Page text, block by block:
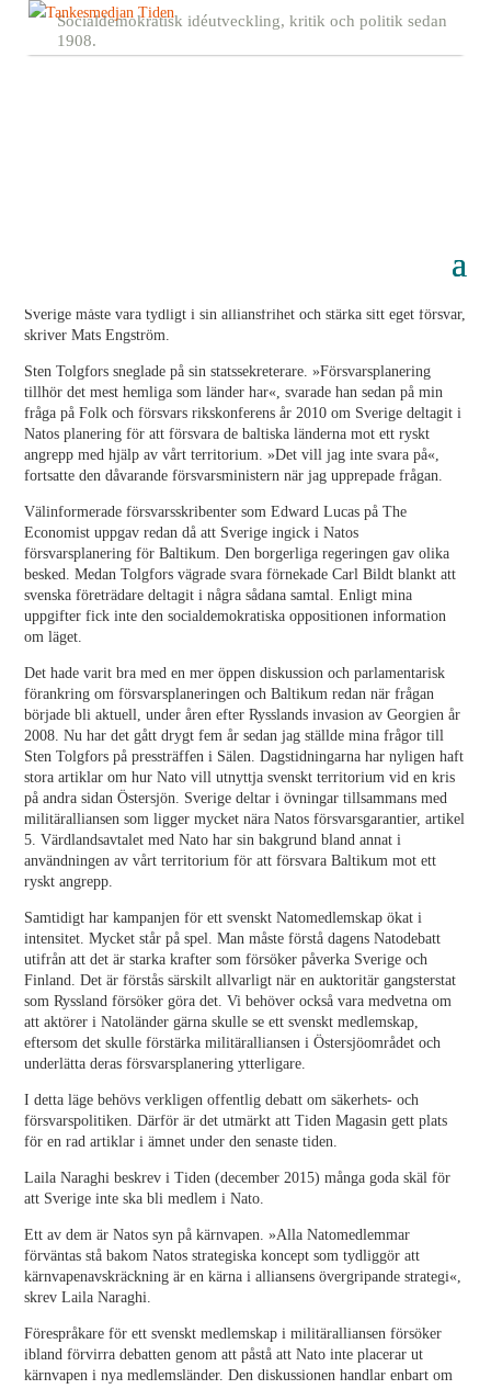
Socialdemokratisk idéutveckling, kritik och politik sedan
1908.
Sverige måste vara tydligt i sin alliansfrihet och stärka sitt eget försvar,
skriver Mats Engström.
Sten Tolgfors sneglade på sin statssekreterare. »Försvarsplanering
tillhör det mest hemliga som länder har«, svarade han sedan på min
fråga på Folk och försvars rikskonferens år 2010 om Sverige deltagit i
Natos planering för att försvara de baltiska länderna mot ett ryskt
angrepp med hjälp av vårt territorium. »Det vill jag inte svara på«,
fortsatte den dåvarande försvarsministern när jag upprepade frågan.
Välinformerade försvarsskribenter som Edward Lucas på The
Economist uppgav redan då att Sverige ingick i Natos
försvarsplanering för Baltikum. Den borgerliga regeringen gav olika
besked. Medan Tolgfors vägrade svara förnekade Carl Bildt blankt att
svenska företrädare deltagit i några sådana samtal. Enligt mina
uppgifter fick inte den socialdemokratiska oppositionen information
om läget.
Det hade varit bra med en mer öppen diskussion och parlamentarisk
förankring om försvarsplaneringen och Baltikum redan när frågan
började bli aktuell, under åren efter Rysslands invasion av Georgien år
2008. Nu har det gått drygt fem år sedan jag ställde mina frågor till
Sten Tolgfors på pressträffen i Sälen. Dagstidningarna har nyligen haft
stora artiklar om hur Nato vill utnyttja svenskt territorium vid en kris
på andra sidan Östersjön. Sverige deltar i övningar tillsammans med
militäralliansen som ligger mycket nära Natos försvarsgarantier, artikel
5. Värdlandsavtalet med Nato har sin bakgrund bland annat i
användningen av vårt territorium för att försvara Baltikum mot ett
ryskt angrepp.
Samtidigt har kampanjen för ett svenskt Natomedlemskap ökat i
intensitet. Mycket står på spel. Man måste förstå dagens Natodebatt
utifrån att det är starka krafter som försöker påverka Sverige och
Finland. Det är förstås särskilt allvarligt när en auktoritär gangsterstat
som Ryssland försöker göra det. Vi behöver också vara medvetna om
att aktörer i Natoländer gärna skulle se ett svenskt medlemskap,
eftersom det skulle förstärka militäralliansen i Östersjöområdet och
underlätta deras försvarsplanering ytterligare.
I detta läge behövs verkligen offentlig debatt om säkerhets- och
försvarspolitiken. Därför är det utmärkt att Tiden Magasin gett plats
för en rad artiklar i ämnet under den senaste tiden.
Laila Naraghi beskrev i Tiden (december 2015) många goda skäl för
att Sverige inte ska bli medlem i Nato.
Ett av dem är Natos syn på kärnvapen. »Alla Natomedlemmar
förväntas stå bakom Natos strategiska koncept som tydliggör att
kärnvapenavskräckning är en kärna i alliansens övergripande strategi«,
skrev Laila Naraghi.
Förespråkare för ett svenskt medlemskap i militäralliansen försöker
ibland förvirra debatten genom att påstå att Nato inte placerar ut
kärnvapen i nya medlemsländer. Den diskussionen handlar enbart om